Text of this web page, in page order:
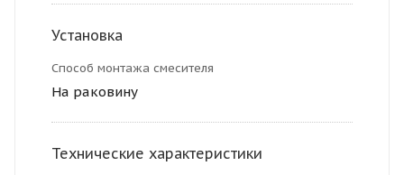
Установка
Способ монтажа смесителя
На раковину
Технические характеристики